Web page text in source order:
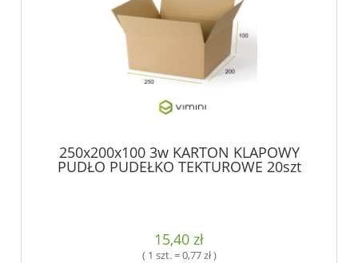
250x200x100 3w KARTON KLAPOWY
PUDŁO PUDEŁKO TEKTUROWE 20szt
15,40 zł
( 1 szt. = 0,77 zł )